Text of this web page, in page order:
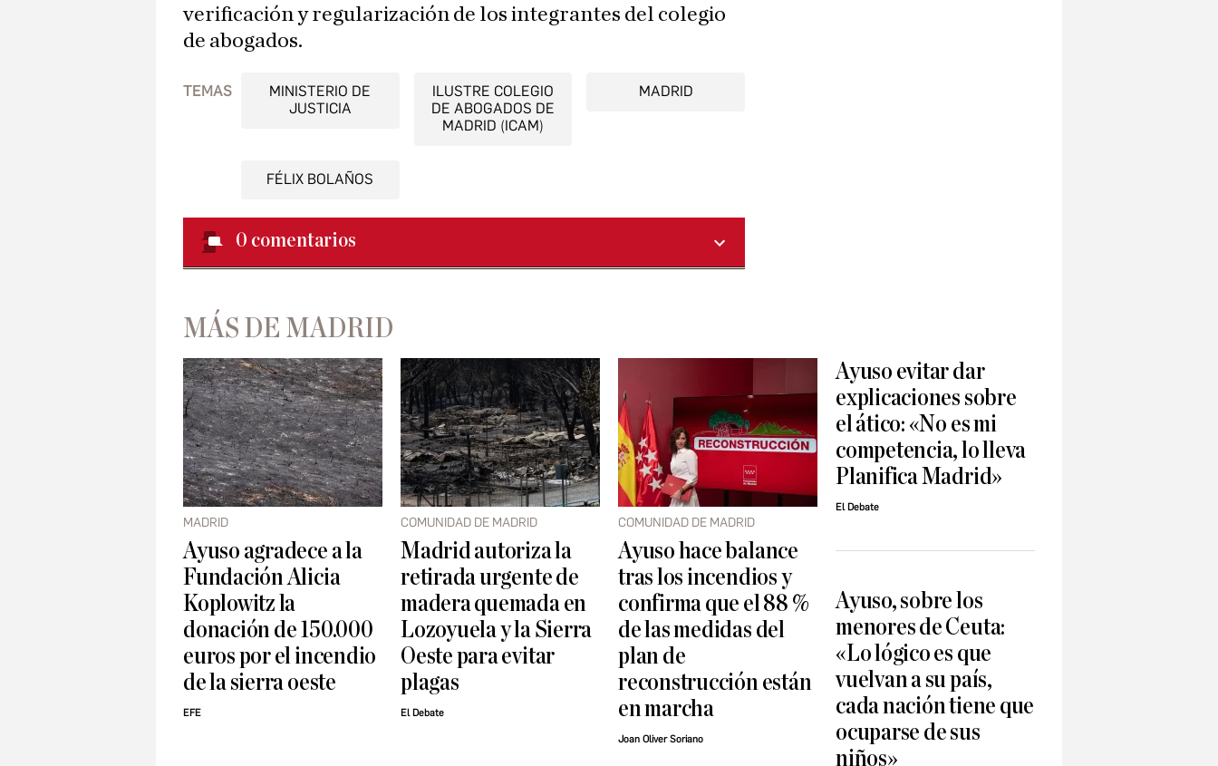
verificación y regularización de los integrantes del colegio
de abogados.
TEMAS
MINISTERIO DE
JUSTICIA
ILUSTRE COLEGIO
DE ABOGADOS DE
MADRID (ICAM)
MADRID
FÉLIX BOLAÑOS
0 comentarios
MÁS DE MADRID
MADRID
Ayuso agradece a la
Fundación Alicia
Koplowitz la
donación de 150.000
euros por el incendio
de la sierra oeste
EFE
COMUNIDAD DE MADRID
Madrid autoriza la
retirada urgente de
madera quemada en
Lozoyuela y la Sierra
Oeste para evitar
plagas
El Debate
COMUNIDAD DE MADRID
Ayuso hace balance
tras los incendios y
confirma que el 88 %
de las medidas del
plan de
reconstrucción están
en marcha
Joan Oliver Soriano
Ayuso evitar dar
explicaciones sobre
el ático: «No es mi
competencia, lo lleva
Planifica Madrid»
El Debate
Ayuso, sobre los
menores de Ceuta:
«Lo lógico es que
vuelvan a su país,
cada nación tiene que
ocuparse de sus
niños»